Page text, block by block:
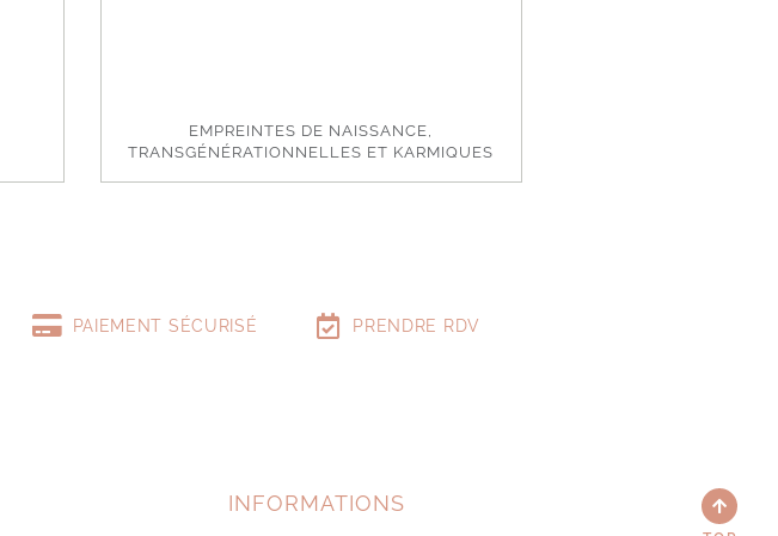
EMPREINTES DE NAISSANCE,
TRANSGÉNÉRATIONNELLES ET KARMIQUES
PAIEMENT SÉCURISÉ PRENDRE RDV
INFORMATIONS